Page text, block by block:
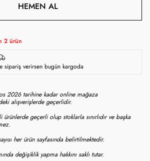
HEMEN AL
2 ürün
sipariş verirsen bugün kargoda
2026 tarihine kadar online mağaza
alışverişlerde geçerlidir.
geçerli olup stoklarla sınırlıdır ve başka
her ürün sayfasında belirtilmektedir.
değişiklik yapma hakkını saklı tutar.